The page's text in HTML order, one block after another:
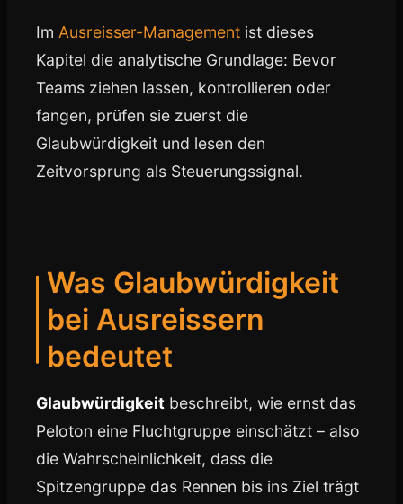
Im Ausreisser-Management ist dieses
Kapitel die analytische Grundlage: Bevor
Teams ziehen lassen, kontrollieren oder
fangen, prüfen sie zuerst die
Glaubwürdigkeit und lesen den
Zeitvorsprung als Steuerungssignal.
Was Glaubwürdigkeit
bei Ausreissern
bedeutet
Glaubwürdigkeit beschreibt, wie ernst das
Peloton eine Fluchtgruppe einschätzt – also
die Wahrscheinlichkeit, dass die
Spitzengruppe das Rennen bis ins Ziel trägt